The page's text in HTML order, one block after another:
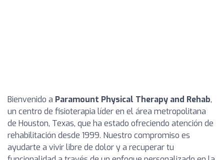
Bienvenido a Paramount Physical Therapy and Rehab,
un centro de fisioterapia líder en el área metropolitana
de Houston, Texas, que ha estado ofreciendo atención de
rehabilitación desde 1999. Nuestro compromiso es
ayudarte a vivir libre de dolor y a recuperar tu